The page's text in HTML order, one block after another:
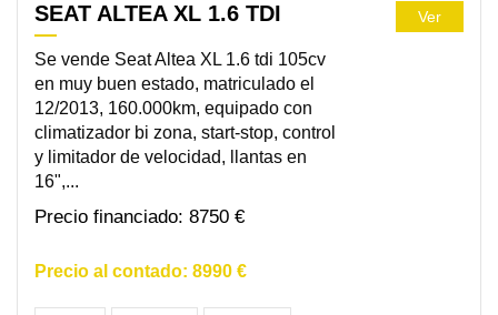
SEAT ALTEA XL 1.6 TDI
Se vende Seat Altea XL 1.6 tdi 105cv
en muy buen estado, matriculado el
12/2013, 160.000km, equipado con
climatizador bi zona, start-stop, control
y limitador de velocidad, llantas en
16",...
8750 €
8990 €
Ver